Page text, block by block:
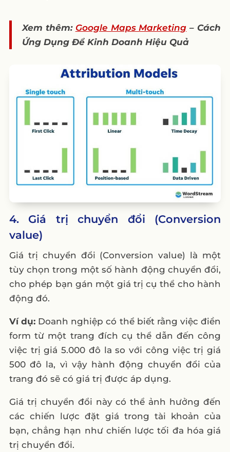
Xem thêm: Google Maps Marketing – Cách
Ứng Dụng Để Kinh Doanh Hiệu Quả
4. Giá trị chuyển đổi (Conversion
value)
Giá trị chuyển đổi (Conversion value) là một
tùy chọn trong một số hành động chuyển đổi,
cho phép bạn gán một giá trị cụ thể cho hành
động đó.
Ví dụ: Doanh nghiệp có thể biết rằng việc điền
form từ một trang đích cụ thể dẫn đến công
việc trị giá 5.000 đô la so với công việc trị giá
500 đô la, vì vậy hành động chuyển đổi của
trang đó sẽ có giá trị được áp dụng.
Giá trị chuyển đổi này có thể ảnh hưởng đến
các chiến lược đặt giá trong tài khoản của
bạn, chẳng hạn như chiến lược tối đa hóa giá
trị chuyển đổi.